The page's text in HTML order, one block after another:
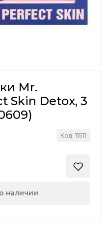
Mr.
Skin Detox, 3
Код: 11511
наличии